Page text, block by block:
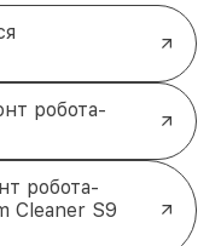
робота-
робота-
Cleaner S9